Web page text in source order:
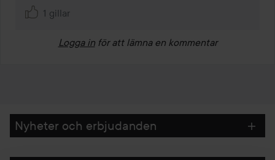
1 gillar
Logga in för att lämna en kommentar
Nyheter och erbjudanden